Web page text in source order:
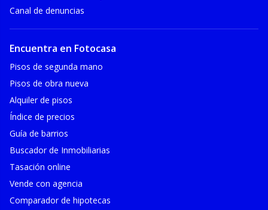
Canal de denuncias
Encuentra en Fotocasa
Pisos de segunda mano
Pisos de obra nueva
Alquiler de pisos
Índice de precios
Guía de barrios
Buscador de Inmobiliarias
Tasación online
Vende con agencia
Comparador de hipotecas